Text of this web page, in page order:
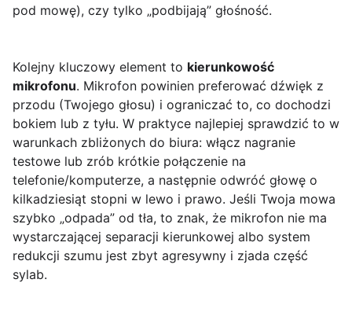
pod mowę), czy tylko „podbijają” głośność.
Kolejny kluczowy element to kierunkowość
mikrofonu. Mikrofon powinien preferować dźwięk z
przodu (Twojego głosu) i ograniczać to, co dochodzi
bokiem lub z tyłu. W praktyce najlepiej sprawdzić to w
warunkach zbliżonych do biura: włącz nagranie
testowe lub zrób krótkie połączenie na
telefonie/komputerze, a następnie odwróć głowę o
kilkadziesiąt stopni w lewo i prawo. Jeśli Twoja mowa
szybko „odpada” od tła, to znak, że mikrofon nie ma
wystarczającej separacji kierunkowej albo system
redukcji szumu jest zbyt agresywny i zjada część
sylab.